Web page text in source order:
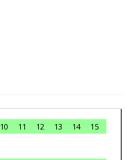
10 11 12 13 14
15